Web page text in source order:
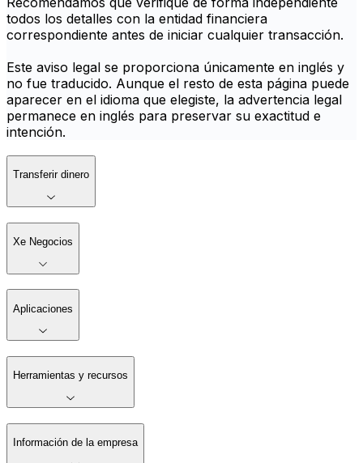
todos los detalles con la entidad financiera
correspondiente antes de iniciar cualquier transacción.
Este aviso legal se proporciona únicamente en inglés y
no fue traducido. Aunque el resto de esta página puede
aparecer en el idioma que elegiste, la advertencia legal
permanece en inglés para preservar su exactitud e
intención.
Transferir dinero
Xe Negocios
Aplicaciones
Herramientas y recursos
Información de la empresa